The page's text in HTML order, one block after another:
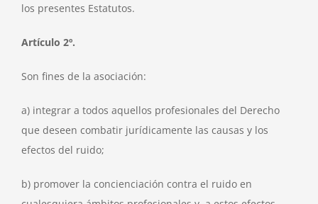
los presentes Estatutos.
Artículo 2º.
Son fines de la asociación:
a) integrar a todos aquellos profesionales del Derecho
que deseen combatir jurídicamente las causas y los
efectos del ruido;
b) promover la concienciación contra el ruido en